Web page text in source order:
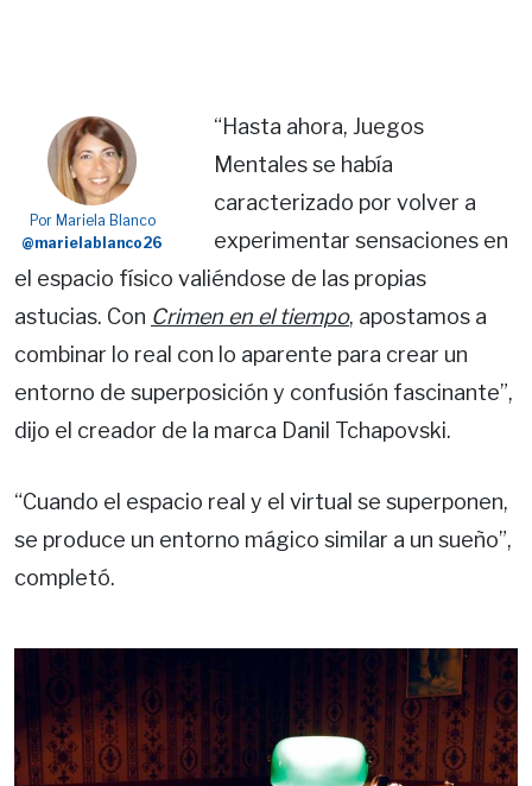
Por Mariela Blanco
@marielablanco26
“Hasta ahora, Juegos
Mentales se había
caracterizado por volver a
experimentar sensaciones en
el espacio físico valiéndose de las propias
astucias. Con Crimen en el tiempo, apostamos a
combinar lo real con lo aparente para crear un
entorno de superposición y confusión fascinante”,
dijo el creador de la marca Danil Tchapovski.
“Cuando el espacio real y el virtual se superponen,
se produce un entorno mágico similar a un sueño”,
completó.